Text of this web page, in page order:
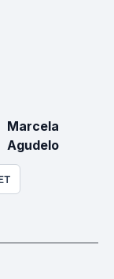
Marcela
Agudelo